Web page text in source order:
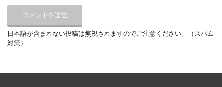
日本語が含まれない投稿は無視されますのでご注意ください。（スパム
対策）